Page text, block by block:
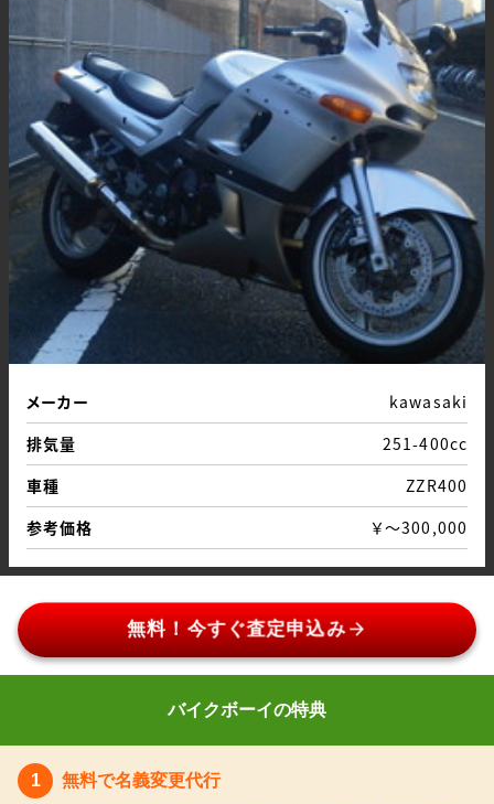
メーカー
kawasaki
排気量
251-400cc
車種
ZZR400
参考価格
￥～300,000
無料！今すぐ査定申込みarrow_forward
バイクボーイの特典
無料で名義変更代行